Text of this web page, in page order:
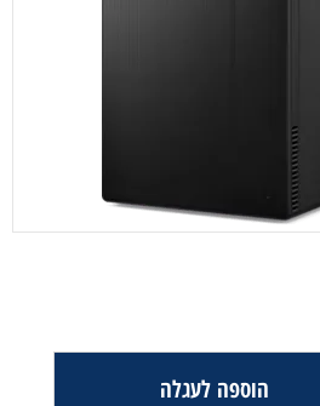
הוספה לעגלה